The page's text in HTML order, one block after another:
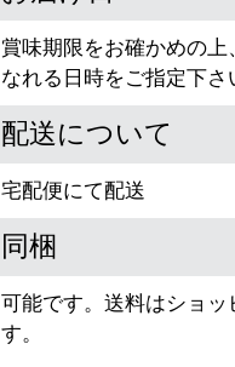
賞味期限をお確かめの
なれる日時をご指定下さ
配送について
宅配便にて配送
同梱
可能です。送料はショ
す。